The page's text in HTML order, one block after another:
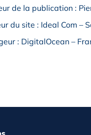
de la publication :
du site : Ideal Com –
: DigitalOcean –